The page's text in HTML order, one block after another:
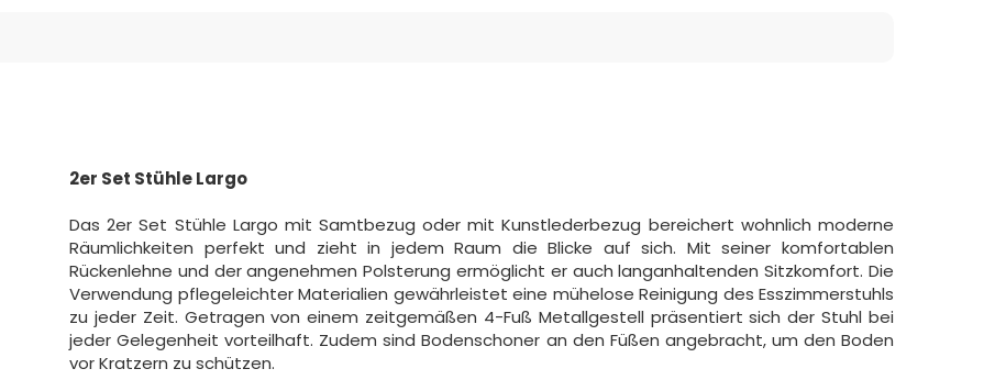
2er Set Stühle Largo
Das 2er Set Stühle Largo mit Samtbezug oder mit Kunstlederbezug bereichert wohnlich moderne
Räumlichkeiten perfekt und zieht in jedem Raum die Blicke auf sich. Mit seiner komfortablen
Rückenlehne und der angenehmen Polsterung ermöglicht er auch langanhaltenden Sitzkomfort. Die
Verwendung pflegeleichter Materialien gewährleistet eine mühelose Reinigung des Esszimmerstuhls
zu jeder Zeit. Getragen von einem zeitgemäßen 4-Fuß Metallgestell präsentiert sich der Stuhl bei
jeder Gelegenheit vorteilhaft. Zudem sind Bodenschoner an den Füßen angebracht, um den Boden
vor Kratzern zu schützen.